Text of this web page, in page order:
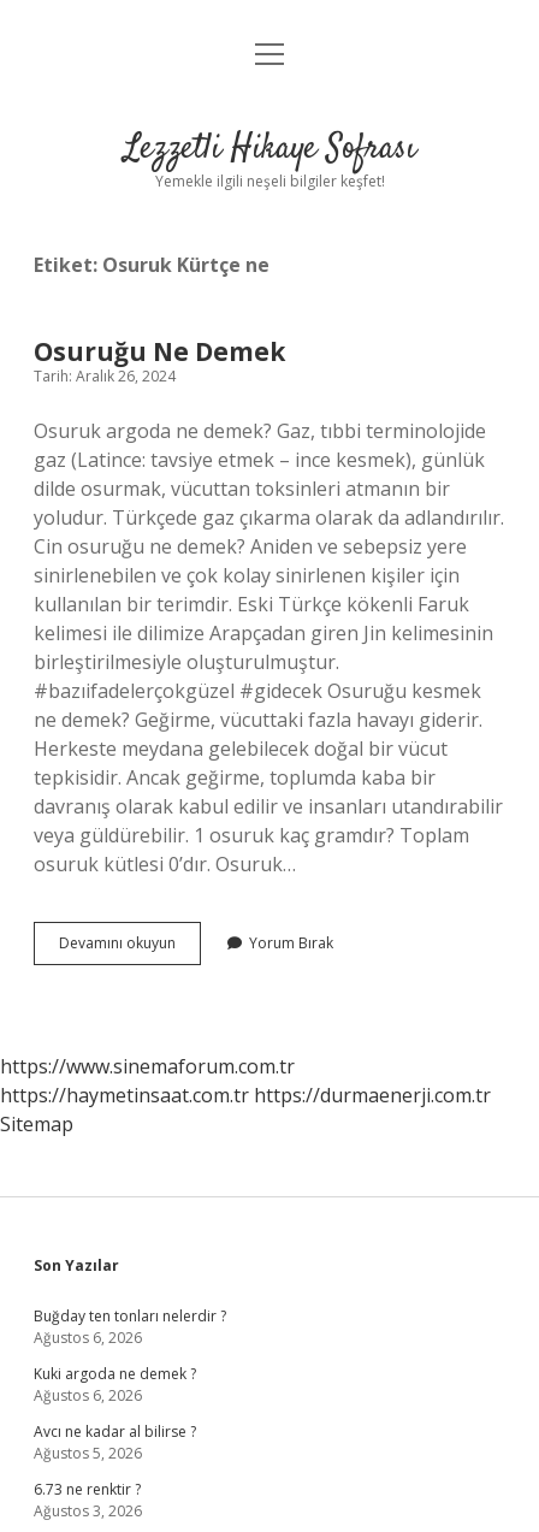
Anasayfa
Yasal Uyarı
menüyü
Lezzetli Hikaye Sofrası
Yemekle ilgili neşeli bilgiler keşfet!
Etiket: Osuruk Kürtçe ne
Osuruğu Ne Demek
Tarih: Aralık 26, 2024
Osuruk argoda ne demek? Gaz, tıbbi terminolojide
gaz (Latince: tavsiye etmek – ince kesmek), günlük
dilde osurmak, vücuttan toksinleri atmanın bir
yoludur. Türkçede gaz çıkarma olarak da adlandırılır.
Cin osuruğu ne demek? Aniden ve sebepsiz yere
sinirlenebilen ve çok kolay sinirlenen kişiler için
kullanılan bir terimdir. Eski Türkçe kökenli Faruk
kelimesi ile dilimize Arapçadan giren Jin kelimesinin
birleştirilmesiyle oluşturulmuştur.
#bazıifadelerçokgüzel #gidecek Osuruğu kesmek
ne demek? Geğirme, vücuttaki fazla havayı giderir.
Herkeste meydana gelebilecek doğal bir vücut
tepkisidir. Ancak geğirme, toplumda kaba bir
davranış olarak kabul edilir ve insanları utandırabilir
veya güldürebilir. 1 osuruk kaç gramdır? Toplam
osuruk kütlesi 0’dır. Osuruk…
Devamını okuyun Osuruğu
Ne
Yorum Bırak
https://www.sinemaforum.com.tr
https://haymetinsaat.com.tr https://durmaenerji.com.tr
Sitemap
Sidebar
Son Yazılar
Buğday ten tonları nelerdir ?
Ağustos 6, 2026
Kuki argoda ne demek ?
Ağustos 6, 2026
Avcı ne kadar al bilirse ?
Ağustos 5, 2026
6.73 ne renktir ?
Ağustos 3, 2026